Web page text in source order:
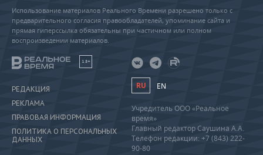
Использование материалов Реального Времени разрешено только с
предварительного согласия правообладателей, упоминание сайта и
прямая гиперссылка обязательны при частичном или полном
воспроизведении материалов.
18+
РЕДАКЦИЯ
РЕКЛАМА
ПРАВОВАЯ ИНФОРМАЦИЯ
ПОЛИТИКА О ПЕРСОНАЛЬНЫХ
ДАННЫХ
RU EN
Учредитель ООО «Реальное
время»
Главный редактор Саушина А.А.
Телефон редакции: +7 (843) 222-
90-80